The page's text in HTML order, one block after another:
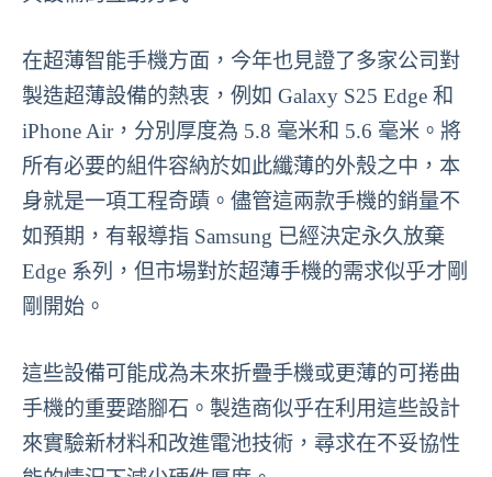
在超薄智能手機方面，今年也見證了多家公司對
製造超薄設備的熱衷，例如 Galaxy S25 Edge 和
iPhone Air，分別厚度為 5.8 毫米和 5.6 毫米。將
所有必要的組件容納於如此纖薄的外殼之中，本
身就是一項工程奇蹟。儘管這兩款手機的銷量不
如預期，有報導指 Samsung 已經決定永久放棄
Edge 系列，但市場對於超薄手機的需求似乎才剛
剛開始。
這些設備可能成為未來折疊手機或更薄的可捲曲
手機的重要踏腳石。製造商似乎在利用這些設計
來實驗新材料和改進電池技術，尋求在不妥協性